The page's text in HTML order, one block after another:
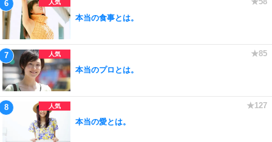
本当の食事とは。
本当のプロとは。
本当の愛とは。